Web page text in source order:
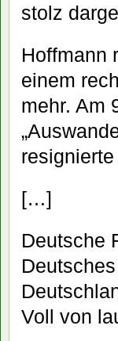
stolz
Hoffmann
einem
mehr. Am
[…]
Deutsche
Voll von